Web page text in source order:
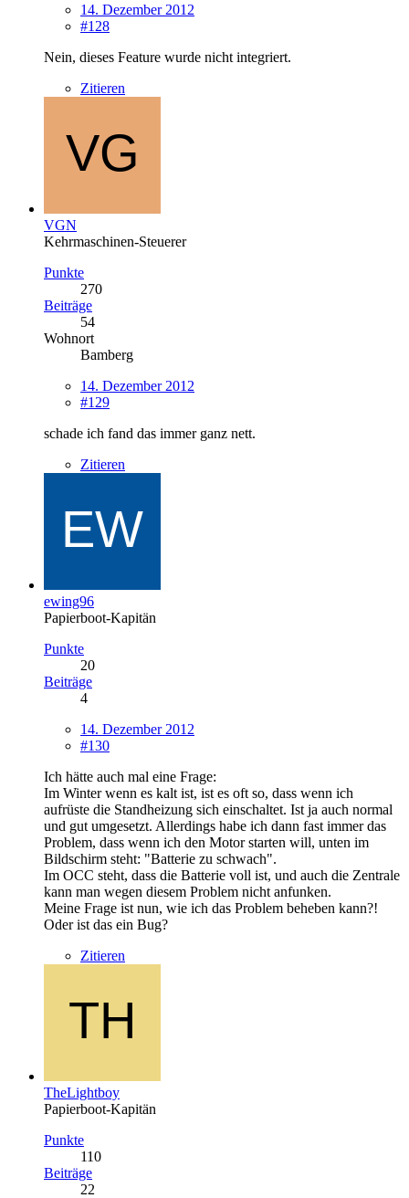
14. Dezember 2012
#128
Nein, dieses Feature wurde nicht integriert.
Zitieren
VGN
Kehrmaschinen-Steuerer
Punkte
270
Beiträge
54
Wohnort
Bamberg
14. Dezember 2012
#129
schade ich fand das immer ganz nett.
Zitieren
ewing96
Papierboot-Kapitän
Punkte
20
Beiträge
4
14. Dezember 2012
#130
Ich hätte auch mal eine Frage:
Im Winter wenn es kalt ist, ist es oft so, dass wenn ich
aufrüste die Standheizung sich einschaltet. Ist ja auch normal
und gut umgesetzt. Allerdings habe ich dann fast immer das
Problem, dass wenn ich den Motor starten will, unten im
Bildschirm steht: "Batterie zu schwach".
Im OCC steht, dass die Batterie voll ist, und auch die Zentrale
kann man wegen diesem Problem nicht anfunken.
Meine Frage ist nun, wie ich das Problem beheben kann?!
Oder ist das ein Bug?
Zitieren
TheLightboy
Papierboot-Kapitän
Punkte
110
Beiträge
22